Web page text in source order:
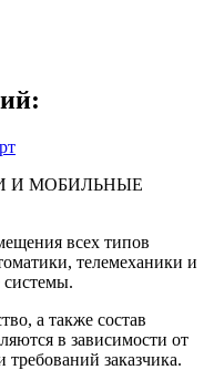
И МОБИЛЬНЫЕ
всех типов
телемеханики и
системы.
а также состав
в зависимости от
заказчика.